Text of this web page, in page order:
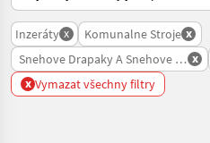
Inzeráty x Komunalne Stroje x
Snehove Drapaky A Snehove Frezy
x
x Vymazat všechny filtry